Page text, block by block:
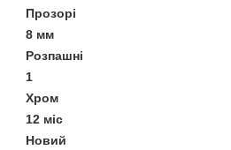
Прозорі
8 мм
Розпашні
1
Хром
12 міс
Новий